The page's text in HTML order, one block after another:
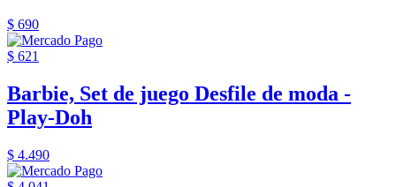
$ 690
$ 621
Barbie, Set de juego Desfile de moda -
Play-Doh
$ 4.490